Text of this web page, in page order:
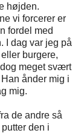
højden.
vi forcerer er
fordel med
I dag var jeg på
burgere,
meget svært
ånder mig i
mig.
de andre så
den i